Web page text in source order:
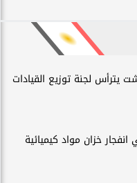
يترأس لجنة توزيع القيادات
خزان مواد كيميائية